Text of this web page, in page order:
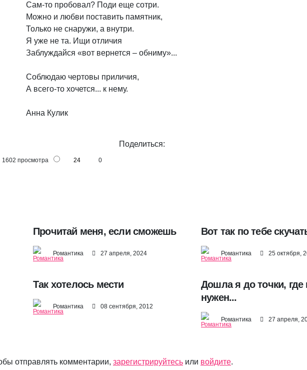
Сам-то пробовал? Поди еще сотри.
Можно и любви поставить памятник,
Только не снаружи, а внутри.
Я уже не та. Ищи отличия
Заблуждайся «вот вернется – обниму»...
Соблюдаю чертовы приличия,
А всего-то хочется... к нему.
Анна Кулик
1602 просмотра 24 0
Поделиться:
Прочитай меня, если сможешь
Романтика 27 апреля, 2024
Вот так по тебе
Романтика 25 октября,
Так хотелось мести
Романтика 08 сентября, 2012
Дошла я до точки, где
нужен...
Романтика 27 апреля,
отправлять комментарии, зарегистрируйтесь или войдите.